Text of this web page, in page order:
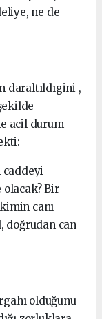
ne de
daraltıldıgini ,
acil durum
caddeyi
Bir
canı
doğrudan can
olduğunu